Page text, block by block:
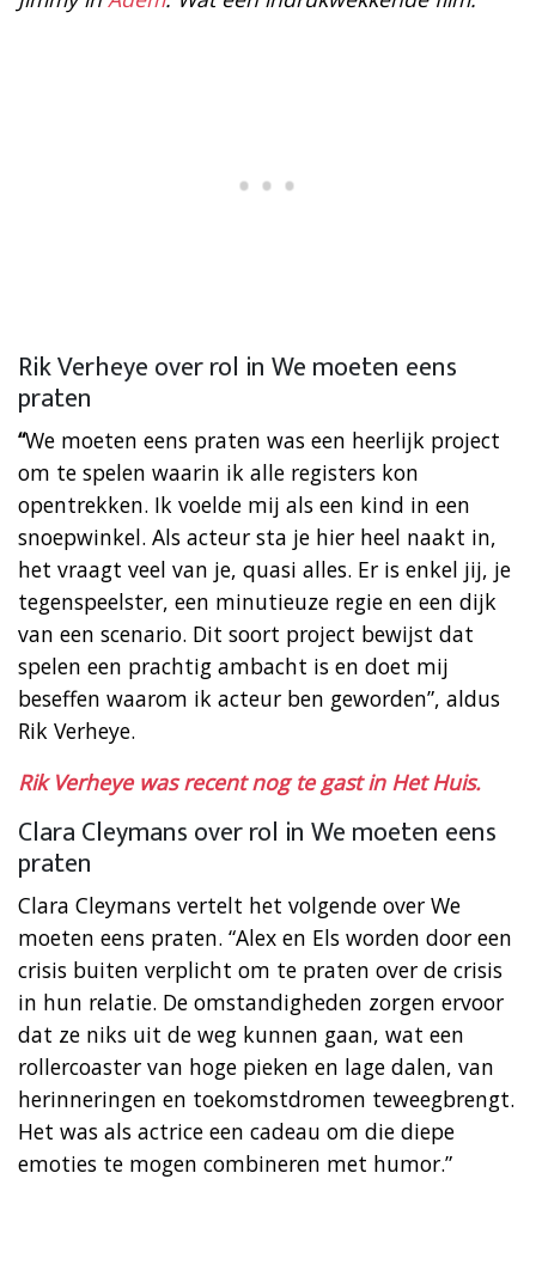
Rik Verheye over rol in We moeten eens
praten
“We moeten eens praten was een heerlijk project
om te spelen waarin ik alle registers kon
opentrekken. Ik voelde mij als een kind in een
snoepwinkel. Als acteur sta je hier heel naakt in,
het vraagt veel van je, quasi alles. Er is enkel jij, je
tegenspeelster, een minutieuze regie en een dijk
van een scenario. Dit soort project bewijst dat
spelen een prachtig ambacht is en doet mij
beseffen waarom ik acteur ben geworden”, aldus
Rik Verheye.
Rik Verheye was recent nog te gast in Het Huis.
Clara Cleymans over rol in We moeten eens
praten
Clara Cleymans vertelt het volgende over We
moeten eens praten. “Alex en Els worden door een
crisis buiten verplicht om te praten over de crisis
in hun relatie. De omstandigheden zorgen ervoor
dat ze niks uit de weg kunnen gaan, wat een
rollercoaster van hoge pieken en lage dalen, van
herinneringen en toekomstdromen teweegbrengt.
Het was als actrice een cadeau om die diepe
emoties te mogen combineren met humor.”